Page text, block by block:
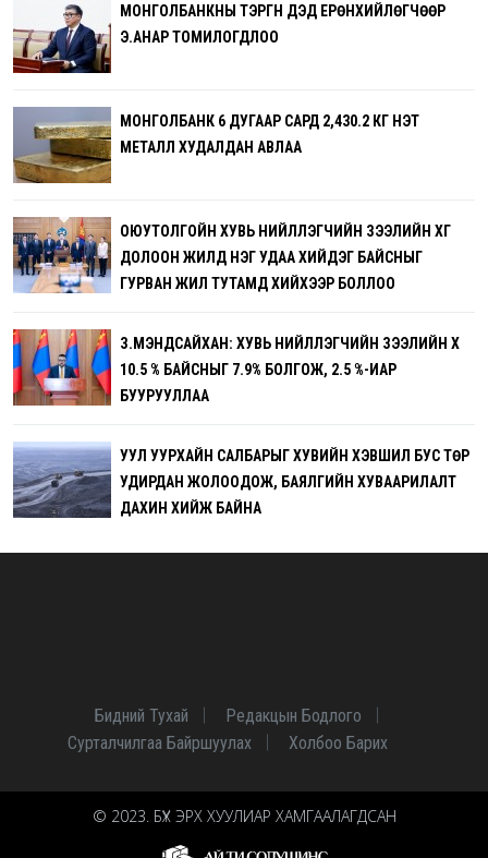
МОНГОЛБАНКНЫ ТЭРГҮҮН ДЭД ЕРӨНХИЙЛӨГЧӨӨР
Э.АНАР ТОМИЛОГДЛОО
МОНГОЛБАНК 6 ДУГААР САРД 2,430.2 КГ ҮНЭТ
МЕТАЛЛ ХУДАЛДАН АВЛАА
ОЮУТОЛГОЙН ХУВЬ НИЙЛҮҮЛЭГЧИЙН ЗЭЭЛИЙН ХҮҮГ
ДОЛООН ЖИЛД НЭГ УДАА ХИЙДЭГ БАЙСНЫГ
ГУРВАН ЖИЛ ТУТАМД ХИЙХЭЭР БОЛЛОО
З.МЭНДСАЙХАН: ХУВЬ НИЙЛҮҮЛЭГЧИЙН ЗЭЭЛИЙН ХҮҮ
10.5 % БАЙСНЫГ 7.9% БОЛГОЖ, 2.5 %-ИАР
БУУРУУЛЛАА
УУЛ УУРХАЙН САЛБАРЫГ ХУВИЙН ХЭВШИЛ БУС ТӨР
УДИРДАН ЖОЛООДОЖ, БАЯЛГИЙН ХУВААРИЛАЛТ
ДАХИН ХИЙЖ БАЙНА
Бидний Тухай
Редакцын Бодлого
Сурталчилгаа Байршуулах
Холбоо Барих
© 2023. БҮХ ЭРХ ХУУЛИАР ХАМГААЛАГДСАН